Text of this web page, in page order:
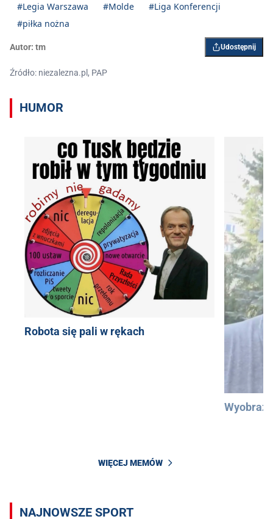
#Legia Warszawa #Molde
#Liga Konferencji
#piłka nożna
Autor: tm Udostępnij
Źródło: niezalezna.pl, PAP
HUMOR
Robota się pali w rękach
WIĘCEJ MEMÓW
NAJNOWSZE SPORT